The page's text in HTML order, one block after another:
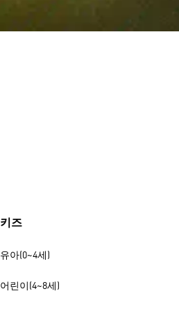
키즈
유아(0~4세)
어린이(4~8세)